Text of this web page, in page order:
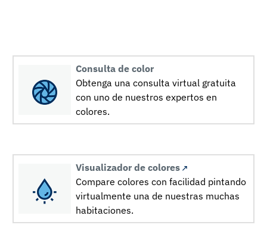
Consulta de color
Obtenga una consulta virtual gratuita
con uno de nuestros expertos en
colores.
Visualizador de colores
Compare colores con facilidad pintando
virtualmente una de nuestras muchas
habitaciones.